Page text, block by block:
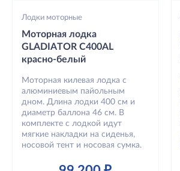
Лодки моторные
Моторная лодка
GLADIATOR C400AL
красно-белый
Моторная килевая лодка с
алюминиевым пайольным
дном. Длина лодки 400 см и
диаметр баллона 46 см. В
комплекте с лодкой идут
мягкие накладки на сиденья,
носовой тент и носовая сумка.